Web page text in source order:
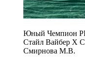
Юный Чемпион
Стайл Вайбер Х
Смирнова М.В.